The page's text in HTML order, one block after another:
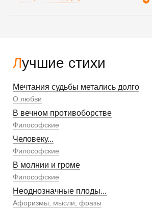
Лучшие стихи
Мечтания судьбы метались долго
О любви
В вечном противоборстве
Философские
Человеку...
Философские
В молнии и громе
Философские
Неоднозначные плоды...
Афоризмы, мысли, фразы